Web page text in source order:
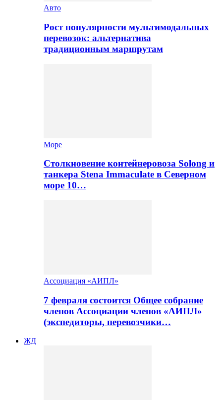
Авто
Рост популярности мультимодальных
перевозок: альтернатива
традиционным маршрутам
Море
Столкновение контейнеровоза Solong и
танкера Stena Immaculate в Северном
море 10…
Ассоциация «АИПЛ»
7 февраля состоится Общее собрание
членов Ассоциации членов «АИПЛ»
(экспедиторы, перевозчики…
ЖД